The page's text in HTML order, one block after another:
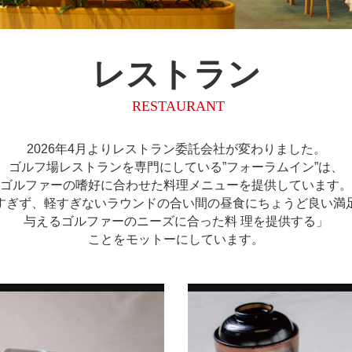
レストラン
RESTAURANT
2026年4月よりレストラン委託会社が変わりました。
ゴルフ場レストランを専門にしている”フォーラムイン”は、
ゴルファーの嗜好に合わせた料理メニューを提供しています。
ぎず、軽すぎないラウンドの合い間の昼食にちょうど良い満
与えるゴルファーのニーズに合った料 理を提供する」
ことをモットーにしています。